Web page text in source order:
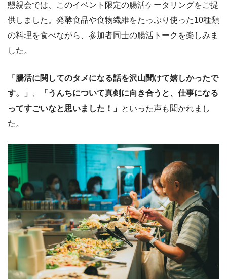
懇親会では、このイベント限定の腸活ケータリングをご提
供しました。発酵食品や食物繊維をたっぷり使った10種類
の料理を食べながら、参加者同士の腸活トークを楽しみま
した。
「腸活に関してのタメになる話を沢山聞けて嬉しかったで
す。」
「うんちについて真剣に向き合うと、仕事になる
ってすごいなと思いました！」 といった声も聞かれまし
た。